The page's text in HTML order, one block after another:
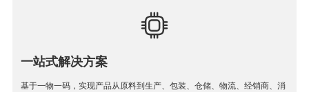
一站式解决方案
基于一物一码，实现产品从原料到生产、包装、仓储、物流、经销商、消